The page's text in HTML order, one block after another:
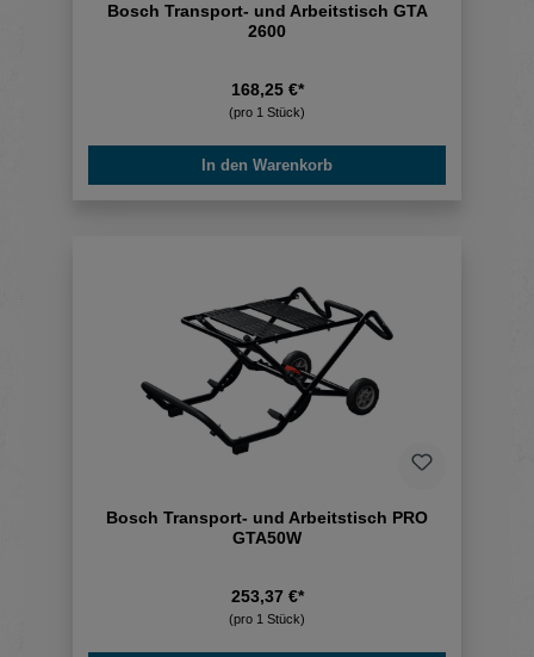
Bosch Transport- und Arbeitstisch GTA
2600
168,25 €*
(pro 1 Stück)
In den Warenkorb
Bosch Transport- und Arbeitstisch PRO
GTA50W
253,37 €*
(pro 1 Stück)